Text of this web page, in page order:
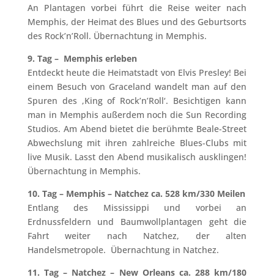
An Plantagen vorbei führt die Reise weiter nach
Memphis, der Heimat des Blues und des Geburtsorts
des Rock’n’Roll. Übernachtung in Memphis.
9. Tag – Memphis erleben
Entdeckt heute die Heimatstadt von Elvis Presley! Bei
einem Besuch von Graceland wandelt man auf den
Spuren des ‚King of Rock’n’Roll‘. Besichtigen kann
man in Memphis außerdem noch die Sun Recording
Studios. Am Abend bietet die berühmte Beale-Street
Abwechslung mit ihren zahlreiche Blues-Clubs mit
live Musik. Lasst den Abend musikalisch ausklingen!
Übernachtung in Memphis.
10. Tag – Memphis – Natchez ca. 528 km/330 Meilen
Entlang des Mississippi und vorbei an
Erdnussfeldern und Baumwollplantagen geht die
Fahrt weiter nach Natchez, der alten
Handelsmetropole. Übernachtung in Natchez.
11. Tag – Natchez – New Orleans ca. 288 km/180